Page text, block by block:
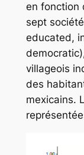
en fonction
sept
educated,
villageois
des
mexicains.